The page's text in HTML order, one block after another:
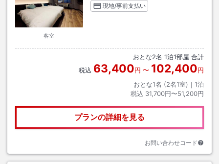
客室
現地/事前支払い
おとな2名 1泊1部屋 合計
税込 63,400円 〜 102,400円
おとな1名 (2名1室)｜ 1泊
税込 31,700円〜51,200円
プランの詳細を見る
お問い合わせコード